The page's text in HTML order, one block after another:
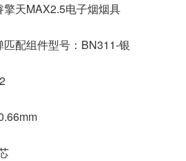
天MAX2.5电子烟烟具
配组件型号：BN311-银